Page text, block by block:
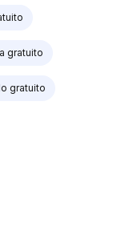
gratuito
gratuito